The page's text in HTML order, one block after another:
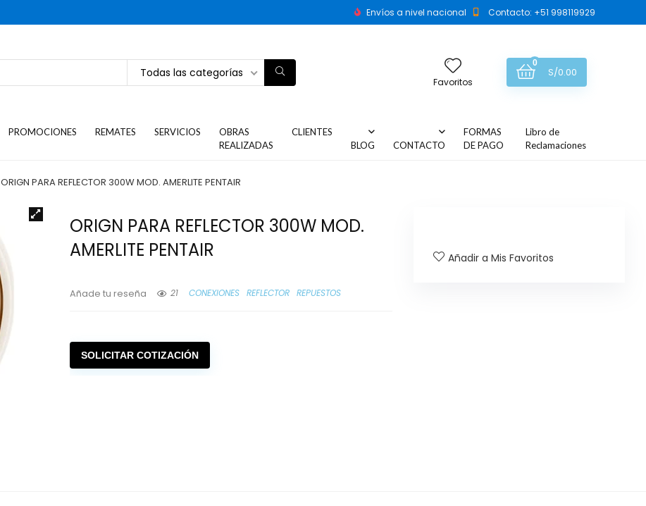
Envíos a nivel nacional Contacto: +51 998119929
Todas las categorías
Favoritos
0
S/0.00
PROMOCIONES REMATES SERVICIOS
OBRAS
REALIZADAS
CLIENTES
BLOG
CONTACTO
FORMAS
DE PAGO
Libro de
Reclamaciones
ORIGN PARA REFLECTOR 300W MOD. AMERLITE PENTAIR
ORIGN PARA REFLECTOR 300W MOD.
AMERLITE PENTAIR
Añade tu reseña 21 CONEXIONES REFLECTOR REPUESTOS
SOLICITAR COTIZACIÓN
Añadir a Mis Favoritos